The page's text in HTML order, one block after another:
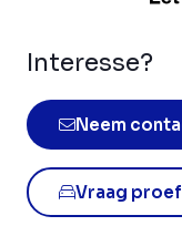
Interesse?
Neem
Vraag